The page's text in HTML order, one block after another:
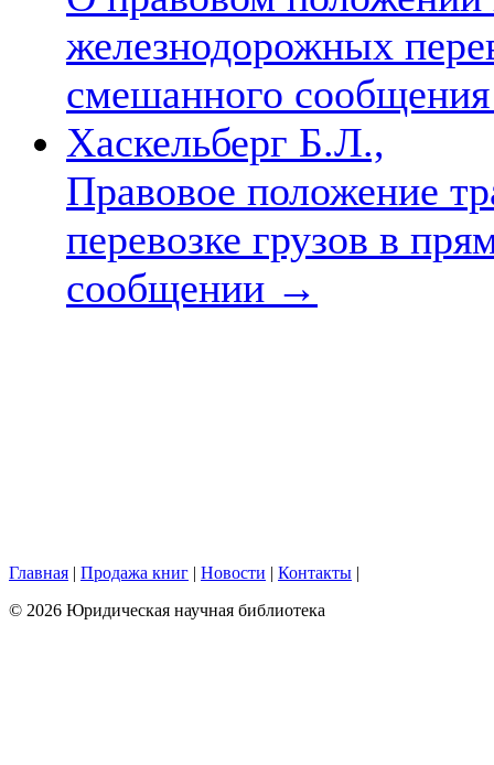
железнодорожных
смешанного
Хаскельберг Б.Л.,
Правовое положение
перевозке грузов в
сообщении →
Главная | Продажа книг | Новости | Контакты |
© 2026 Юридическая научная библиотека